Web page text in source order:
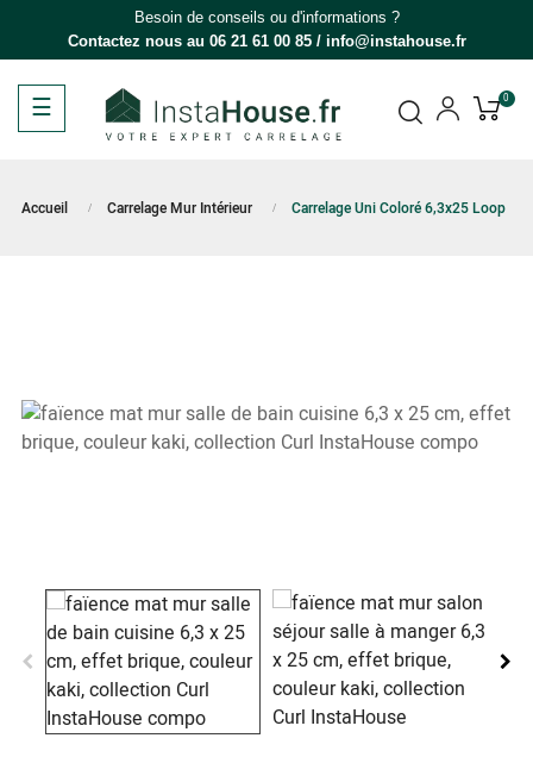
Besoin de conseils ou d'informations ?
Contactez nous au 06 21 61 00 85/ info@instahouse.fr
Basculer
la
☰ 0
Accueil Carrelage Mur Intérieur Carrelage Uni Coloré 6,3x25 Loop